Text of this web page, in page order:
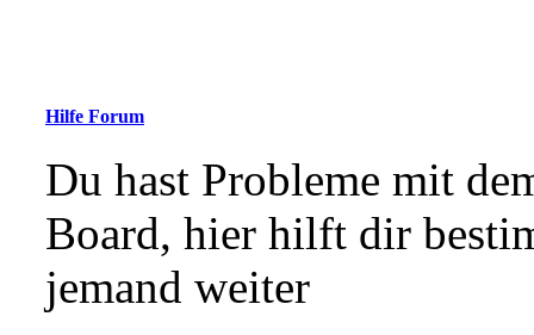
Hilfe Forum
Du hast Probleme mit
Board, hier hilft dir
jemand weiter